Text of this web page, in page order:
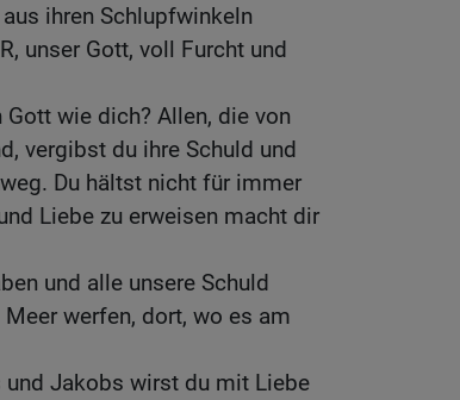
ihren Schlupfwinkeln
unser Gott, voll Furcht und
Gott wie dich? Allen, die von
vergibst du ihre Schuld und
Du hältst nicht für immer
Liebe zu erweisen macht dir
und alle unsere Schuld
werfen, dort, wo es am
Jakobs wirst du mit Liebe